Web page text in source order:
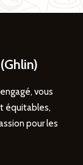
engagé, vous
équitables,
pour les